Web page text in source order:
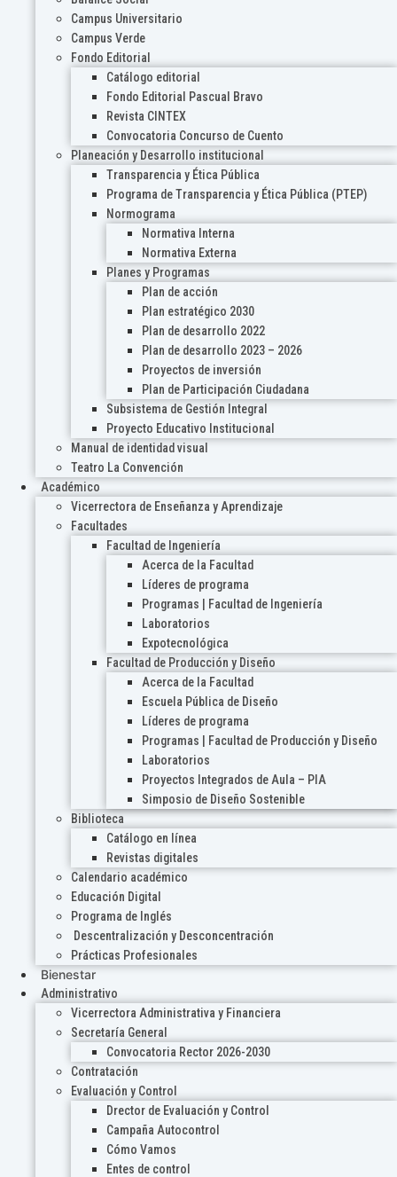
Campus Universitario
Campus Verde
Fondo Editorial
Catálogo editorial
Fondo Editorial Pascual Bravo
Revista CINTEX
Convocatoria Concurso de Cuento
Planeación y Desarrollo institucional
Transparencia y Ética Pública
Programa de Transparencia y Ética Pública (PTEP)
Normograma
Normativa Interna
Normativa Externa
Planes y Programas
Plan de acción
Plan estratégico 2030
Plan de desarrollo 2022
Plan de desarrollo 2023 – 2026
Proyectos de inversión
Plan de Participación Ciudadana
Subsistema de Gestión Integral
Proyecto Educativo Institucional
Manual de identidad visual
Teatro La Convención
Académico
Vicerrectora de Enseñanza y Aprendizaje
Facultades
Facultad de Ingeniería
Acerca de la Facultad
Líderes de programa
Programas | Facultad de Ingeniería
Laboratorios
Expotecnológica
Facultad de Producción y Diseño
Acerca de la Facultad
Escuela Pública de Diseño
Líderes de programa
Programas | Facultad de Producción y Diseño
Laboratorios
Proyectos Integrados de Aula – PIA
Simposio de Diseño Sostenible
Biblioteca
Catálogo en línea
Revistas digitales
Calendario académico
Educación Digital
Programa de Inglés
Descentralización y Desconcentración
Prácticas Profesionales
Bienestar
Administrativo
Vicerrectora Administrativa y Financiera
Secretaría General
Convocatoria Rector 2026-2030
Contratación
Evaluación y Control
Drector de Evaluación y Control
Campaña Autocontrol
Cómo Vamos
Entes de control